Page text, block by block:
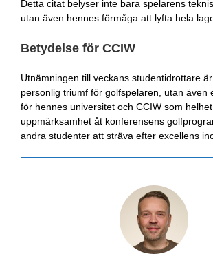
Detta citat belyser inte bara spelarens
utan även hennes förmåga att lyfta hela
Betydelse för CCIW
Utnämningen till veckans studentidrottare
personlig triumf för golfspelaren, utan även
för hennes universitet och CCIW som
uppmärksamhet åt konferensens
andra studenter att sträva efter excellens